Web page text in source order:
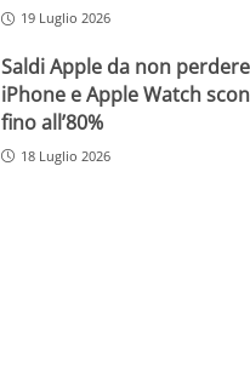
19 Luglio 2026
Saldi Apple da non
iPhone e Apple Watch
fino all’80%
18 Luglio 2026